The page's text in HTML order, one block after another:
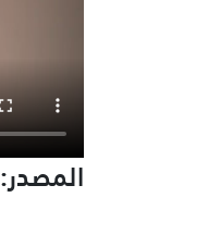
المصدر: